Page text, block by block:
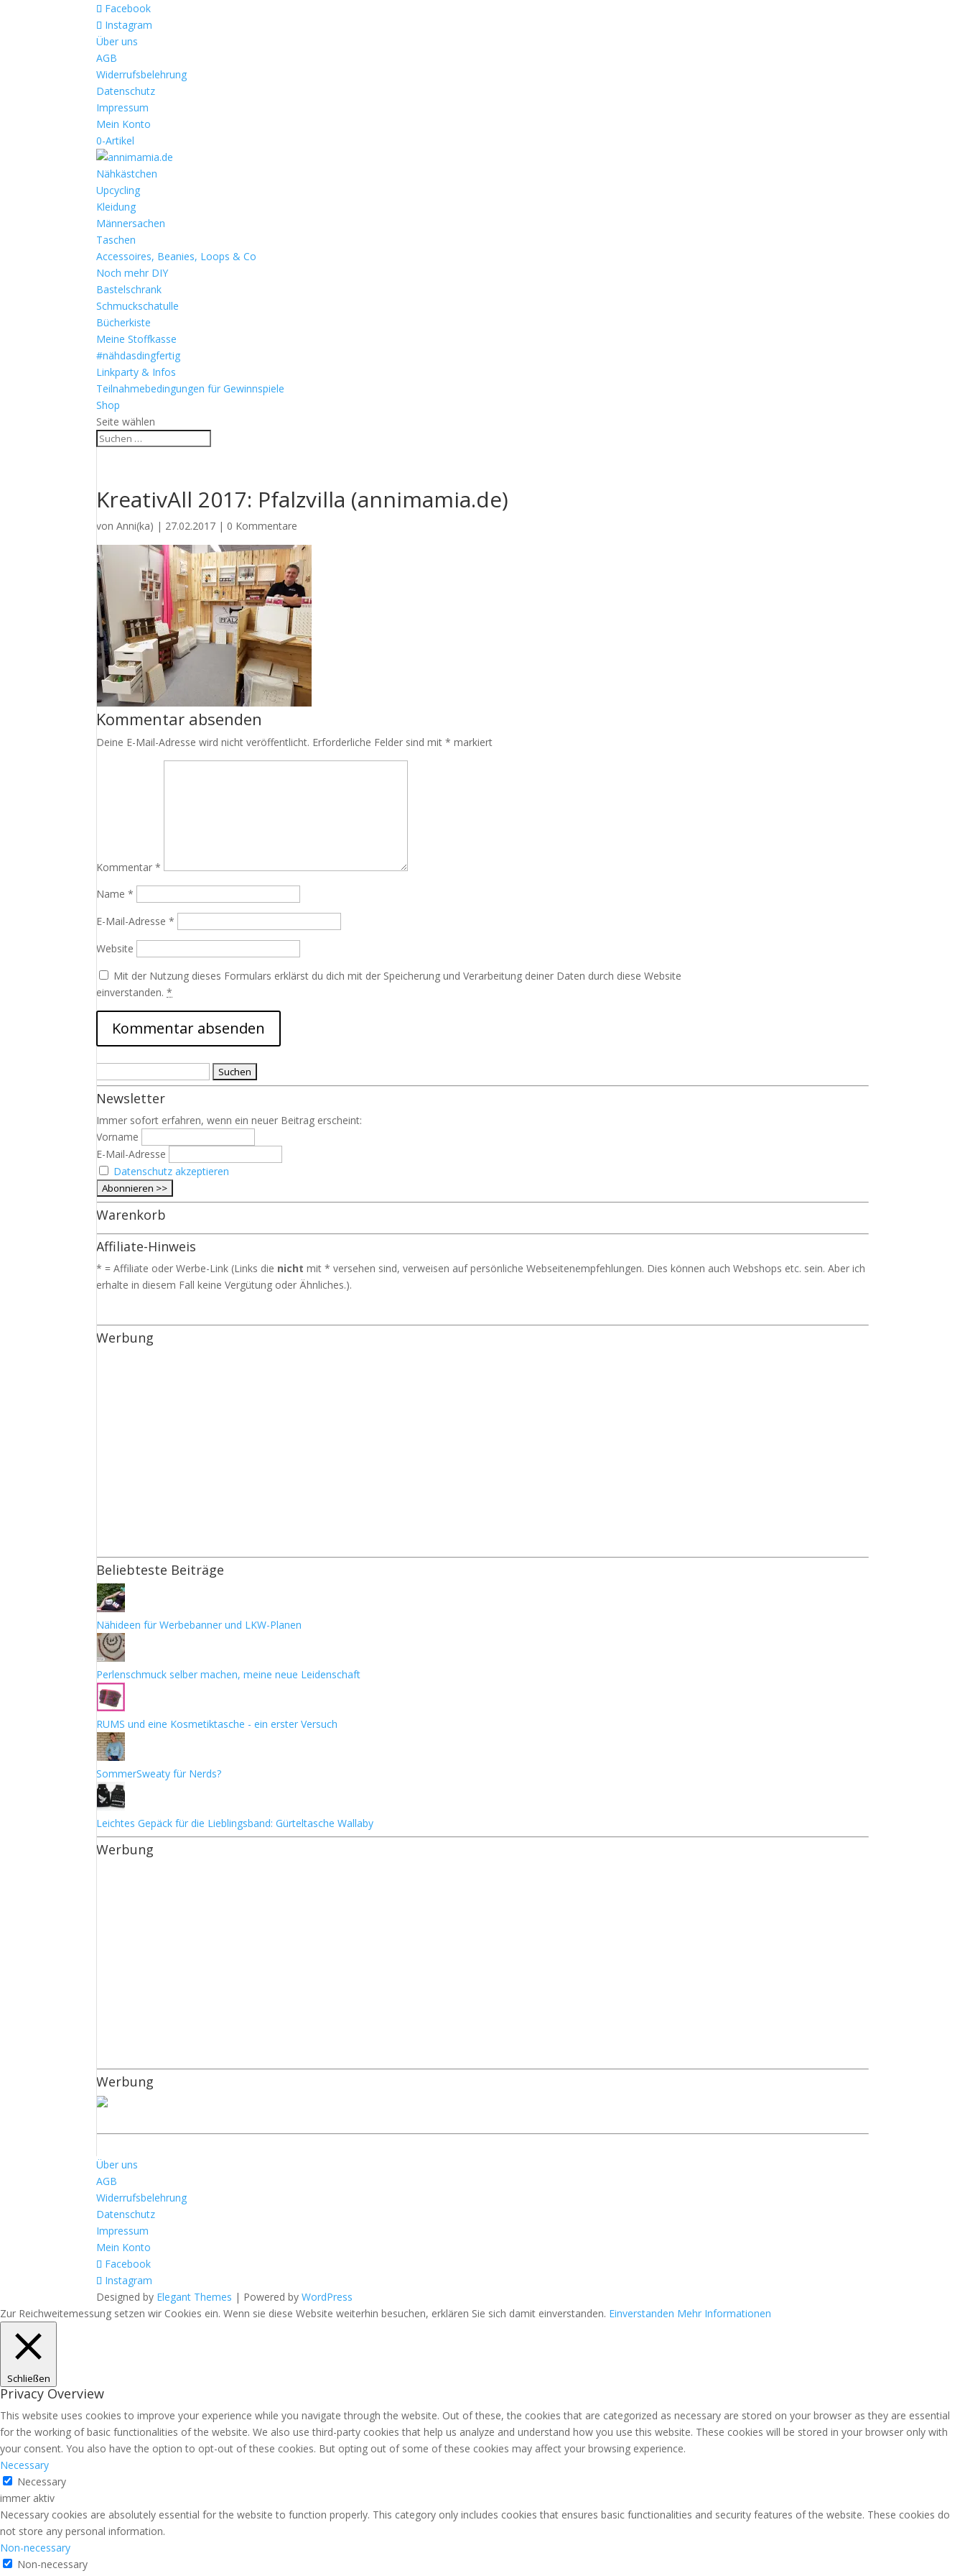
Facebook
Instagram
Über uns
AGB
Widerrufsbelehrung
Datenschutz
Impressum
Mein Konto
0-Artikel
Nähkästchen
Upcycling
Kleidung
Männersachen
Taschen
Accessoires, Beanies, Loops & Co
Noch mehr DIY
Bastelschrank
Schmuckschatulle
Bücherkiste
Meine Stoffkasse
#nähdasdingfertig
Linkparty & Infos
Teilnahmebedingungen für Gewinnspiele
Shop
Seite wählen
KreativAll 2017: Pfalzvilla (annimamia.de)
vonAnni(ka) | 27.02.2017 | 0 Kommentare
Kommentar absenden
Deine E-Mail-Adresse wird nicht veröffentlicht. Erforderliche Felder sind mit* markiert
Kommentar*
Name*
E-Mail-Adresse*
Website
Mit der Nutzung dieses Formulars erklärst du dich mit der Speicherung und Verarbeitung deiner Daten durch diese Website
einverstanden.*
nach:
Newsletter
Immer sofort erfahren, wenn ein neuer Beitrag erscheint:
Vorname
E-Mail-Adresse
Datenschutz akzeptieren
Warenkorb
Affiliate-Hinweis
* = Affiliate oder Werbe-Link (Links die nichtmit * versehen sind, verweisen auf persönliche Webseitenempfehlungen. Dies können auch Webshops etc. sein. Aber ich
erhalte in diesem Fall keine Vergütung oder Ähnliches.).
Werbung
Beliebteste Beiträge
Nähideen für Werbebanner und LKW-Planen
Perlenschmuck selber machen, meine neue Leidenschaft
RUMS und eine Kosmetiktasche - ein erster Versuch
SommerSweaty für Nerds?
Leichtes Gepäck für die Lieblingsband: Gürteltasche Wallaby
Werbung
Werbung
Über uns
AGB
Widerrufsbelehrung
Datenschutz
Impressum
Mein Konto
Facebook
Instagram
Designed by Elegant Themes | Powered byWordPress
Zur Reichweitemessung setzen wir Cookies ein. Wenn sie diese Website weiterhin besuchen, erklären Sie sich damit einverstanden. Einverstanden Mehr Informationen
Schließen
Privacy Overview
This website uses cookies to improve your experience while you navigate through the website. Out of these, the cookies that are categorized as necessary are stored on your browser as they are essential
for the working of basic functionalities of the website. We also use third-party cookies that help us analyze and understand how you use this website. These cookies will be stored in your browser only with
your consent. You also have the option to opt-out of these cookies. But opting out of some of these cookies may affect your browsing experience.
Necessary
Necessary
immer aktiv
Necessary cookies are absolutely essential for the website to function properly. This category only includes cookies that ensures basic functionalities and security features of the website. These cookies do
not store any personal information.
Non-necessary
Non-necessary